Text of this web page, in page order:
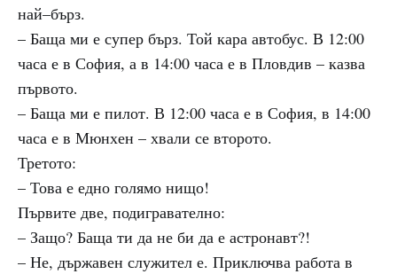
най–бърз.
– Баща ми е супер бърз. Той кара автобус. В 12:00
часа е в София, а в 14:00 часа е в Пловдив – казва
първото.
– Баща ми е пилот. В 12:00 часа е в София, в 14:00
часа е в Мюнхен – хвали се второто.
Третото:
– Това е едно голямо нищо!
Първите две, подигравателно:
– Защо? Баща ти да не би да е астронавт?!
– Не, държавен служител е. Приключва работа в